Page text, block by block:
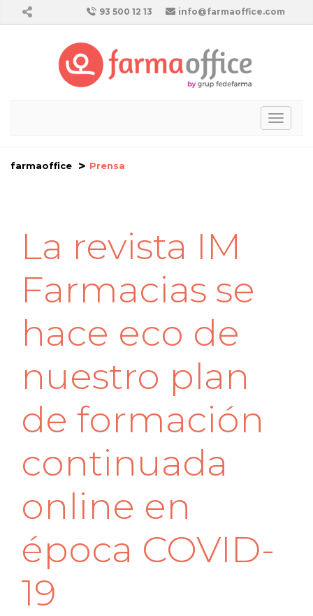
93 500 12 13 info@farmaoffice.com
farmaoffice Prensa
La revista IM
Farmacias se
hace eco de
nuestro plan
de formación
continuada
online en
época COVID-
19